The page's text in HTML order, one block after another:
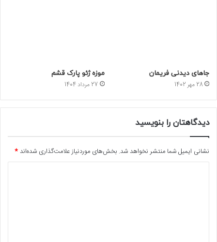
جاهای دیدنی فریمان
28 مهر 1402
موزه ژئو پارک قشم
27 مرداد 1404
دیدگاهتان را بنویسید
نشانی ایمیل شما منتشر نخواهد شد. بخش‌های موردنیاز علامت‌گذاری شده‌اند*